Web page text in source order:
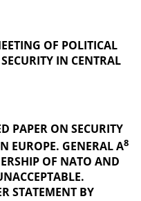
OF POLITICAL
IN CENTRAL
PAPER ON SECURITY
EUROPE. GENERAL A8
OF NATO AND
STATEMENT BY